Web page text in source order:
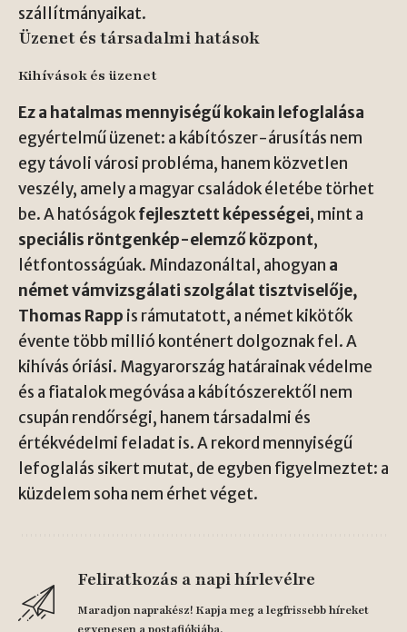
szállítmányaikat.
Üzenet és társadalmi hatások
Kihívások és üzenet
Ez a hatalmas mennyiségű kokain lefoglalása
egyértelmű üzenet: a kábítószer-árusítás nem
egy távoli városi probléma, hanem közvetlen
veszély, amely a magyar családok életébe törhet
be. A hatóságokfejlesztett képességei, mint a
speciális röntgenkép-elemző központ,
létfontosságúak. Mindazonáltal, ahogyan a
német vámvizsgálati szolgálat tisztviselője,
Thomas Rapp is rámutatott, a német kikötők
évente több millió konténert dolgoznak fel. A
kihívás óriási. Magyarország határainak védelme
és a fiatalok megóvása a kábítószerektől nem
csupán rendőrségi, hanem társadalmi és
értékvédelmi feladat is. A rekord mennyiségű
lefoglalás sikert mutat, de egyben figyelmeztet: a
küzdelem soha nem érhet véget.
Feliratkozás a napi hírlevélre
Maradjon naprakész! Kapja meg a legfrissebb híreket
egyenesen a postafiókjába.